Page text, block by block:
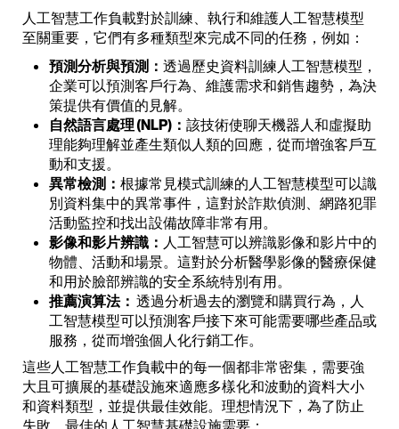
人工智慧工作負載對於訓練、執行和維護人工智慧模型
至關重要，它們有多種類型來完成不同的任務，例如：
預測分析與預測： 透過歷史資料訓練人工智慧模型，
企業可以預測客戶行為、維護需求和銷售趨勢，為決
策提供有價值的見解。
自然語言處理 (NLP)： 該技術使聊天機器人和虛擬助
理能夠理解並產生類似人類的回應，從而增強客戶互
動和支援。
異常檢測： 根據常見模式訓練的人工智慧模型可以識
別資料集中的異常事件，這對於詐欺偵測、網路犯罪
活動監控和找出設備故障非常有用。
影像和影片辨識： 人工智慧可以辨識影像和影片中的
物體、活動和場景。這對於分析醫學影像的醫療保健
和用於臉部辨識的安全系統特別有用。
推薦演算法： 透過分析過去的瀏覽和購買行為，人
工智慧模型可以預測客戶接下來可能需要哪些產品或
服務，從而增強個人化行銷工作。
這些人工智慧工作負載中的每一個都非常密集，需要強
大且可擴展的基礎設施來適應多樣化和波動的資料大小
和資料類型，並提供最佳效能。理想情況下，為了防止